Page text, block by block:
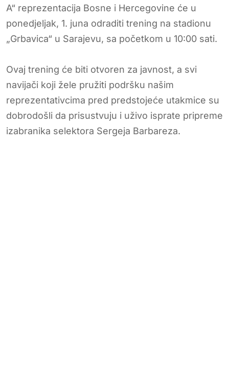
A“ reprezentacija Bosne i Hercegovine će u
ponedjeljak, 1. juna odraditi trening na stadionu
„Grbavica“ u Sarajevu, sa početkom u 10:00 sati.
Ovaj trening će biti otvoren za javnost, a svi
navijači koji žele pružiti podršku našim
reprezentativcima pred predstojeće utakmice su
dobrodošli da prisustvuju i uživo isprate pripreme
izabranika selektora Sergeja Barbareza.